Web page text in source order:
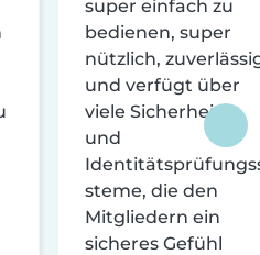
super einfach zu
bedienen, super
nützlich,
und verfügt über
viele Sicherheits-
und
steme, die den
Mitgliedern ein
sicheres Gefühl